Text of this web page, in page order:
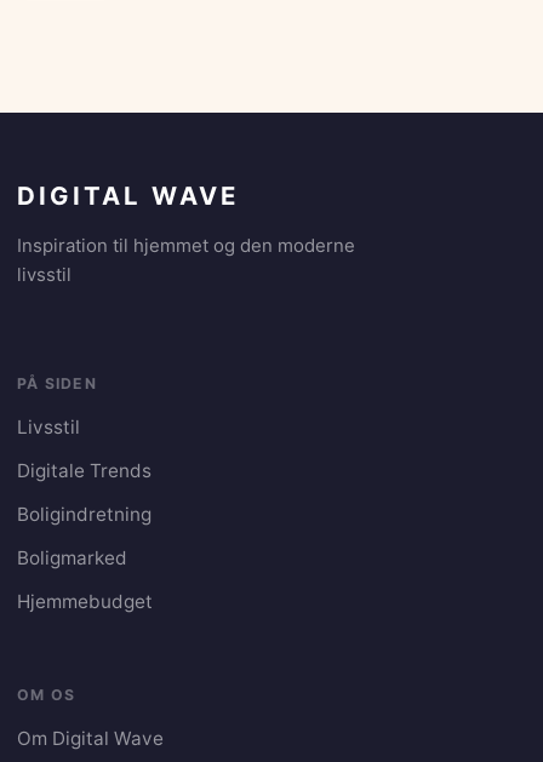
DIGITAL WAVE
Inspiration til hjemmet og den moderne
livsstil
PÅ SIDEN
Livsstil
Digitale Trends
Boligindretning
Boligmarked
Hjemmebudget
OM OS
Om Digital Wave